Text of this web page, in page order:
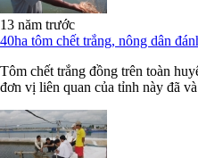
13 năm trước
40ha tôm chết trắng, nông dân
Tôm chết trắng đồng trên toàn
đơn vị liên quan của tỉnh này đã